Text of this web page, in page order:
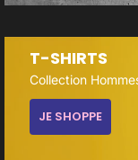
T-SHIRTS
Collection
JE SHOPPE